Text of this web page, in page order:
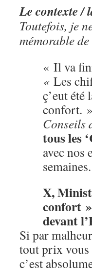
Le contexte /
Toutefois, je
mémorable
« Il va
« Les
ç’eut été
confort. »
Conseils
tous les
avec nos
X,
confort
devant
Si par
tout prix vous
c’est